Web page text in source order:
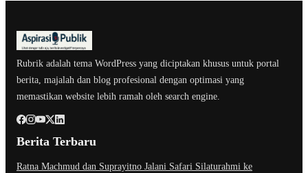
Rubrik adalah tema WordPress yang diciptakan khusus untuk portal
berita, majalah dan blog profesional dengan optimasi yang
memastikan website lebih ramah oleh search engine.
Berita Terbaru
Ratna Machmud dan Suprayitno Jalani Safari Silaturahmi ke